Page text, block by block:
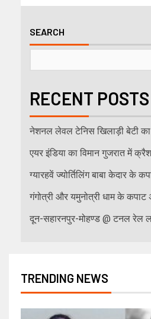
SEARCH
RECENT POSTS
नेशनल लेवल टेनिस खिलाड़ी बेटी का
एयर इंडिया का विमान गुजरात में
ग्यारहवें ज्योर्तिलिंग बाबा केदार के
गंगोत्री और यमुनोत्री धाम के कपाट
दून-सहारनपुर-मोहण्ड @ टनल रेल
TRENDING NEWS